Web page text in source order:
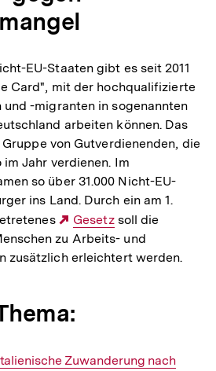
EU-Staaten gibt es seit 2011
Card", mit der hochqualifizierte
-migranten in sogenannten
arbeiten können. Das
von Gutverdienenden, die
im Jahr verdienen. Im
so über 31.000 Nicht-EU-
ins Land. Durch ein am 1.
Externer
Link:
Gesetzsoll die
zu Arbeits- und
zusätzlich erleichtert werden.
Zuwanderung nach